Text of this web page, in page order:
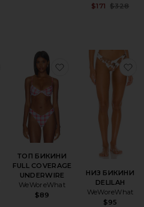
$171 $328
избранноеТОП БИКИНИ
ТОП БИКИНИ
FULL COVERAGE
UNDERWIRE
WeWoreWhat
$89
избранноеТОП
НИЗ БИКИНИ
DELILAH
WeWoreWhat
$95